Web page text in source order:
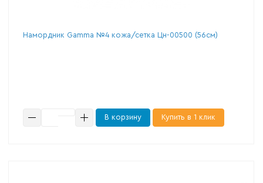
Намордник Gamma №4 кожа/сетка Цн-00500 (56см)
В корзину Купить в 1 клик